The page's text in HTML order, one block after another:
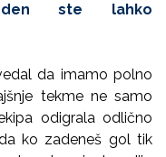
ste lahko
da imamo polno
tekme ne samo
odigrala odlično
ko zadeneš gol tik